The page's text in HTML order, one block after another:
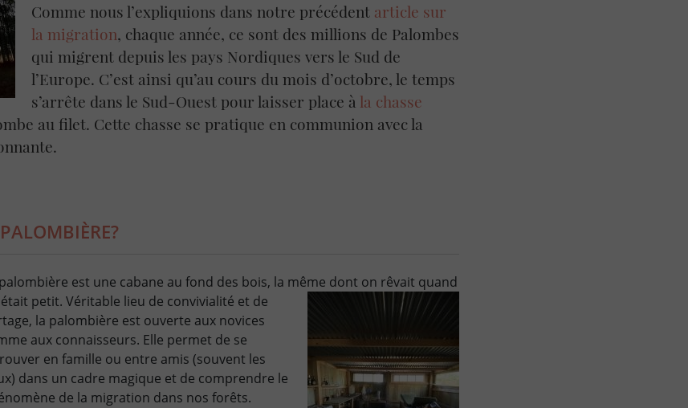
Comme nous l’expliquions dans notre précédent article sur
la migration, chaque année, ce sont des millions de Palombes
qui migrent depuis les pays Nordiques vers le Sud de
l’Europe. C’est ainsi qu’au cours du mois d’octobre, le temps
s’arrête dans le Sud-Ouest pour laisser place à la chasse
au filet. Cette chasse se pratique en communion avec la
est une cabane au fond des bois, la même dont on rêvait quand
petit. Véritable lieu de convivialité et de
la palombière est ouverte aux novices
aux connaisseurs. Elle permet de se
en famille ou entre amis (souvent les
dans un cadre magique et de comprendre le
de la migration dans nos forêts.